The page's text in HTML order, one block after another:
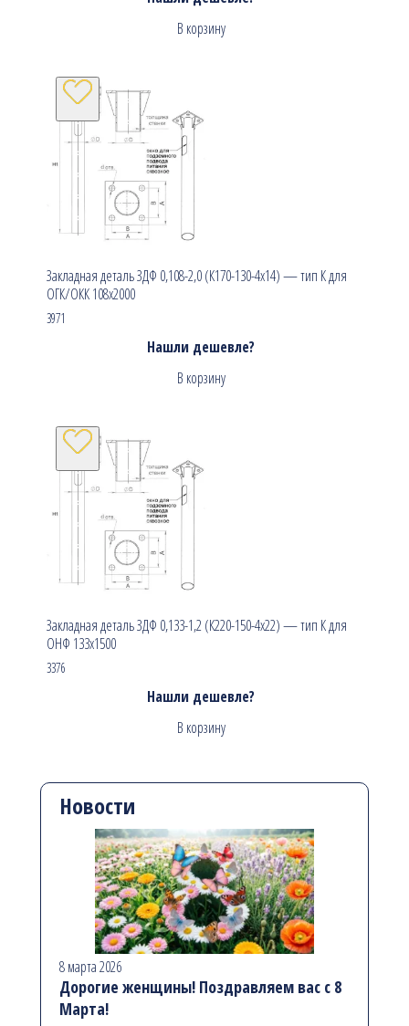
В корзину
Закладная деталь ЗДФ 0,108-2,0 (К170-130-4х14) — тип К для
ОГК/ОКК 108х2000
3971
Нашли дешевле?
В корзину
Закладная деталь ЗДФ 0,133-1,2 (К220-150-4х22) — тип К для
ОНФ 133х1500
3376
Нашли дешевле?
В корзину
Новости
8 марта 2026
Дорогие женщины! Поздравляем вас с 8
Марта!